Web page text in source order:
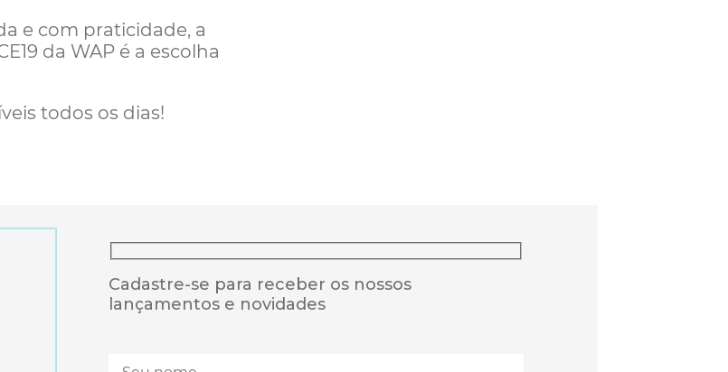
e com praticidade, a
da WAP é a escolha
todos os dias!
Cadastre-se para receber os nossos
lançamentos e novidades